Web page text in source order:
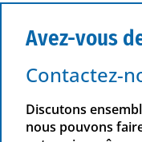
Avez-vous
Contactez-
Discutons
nous pouvons